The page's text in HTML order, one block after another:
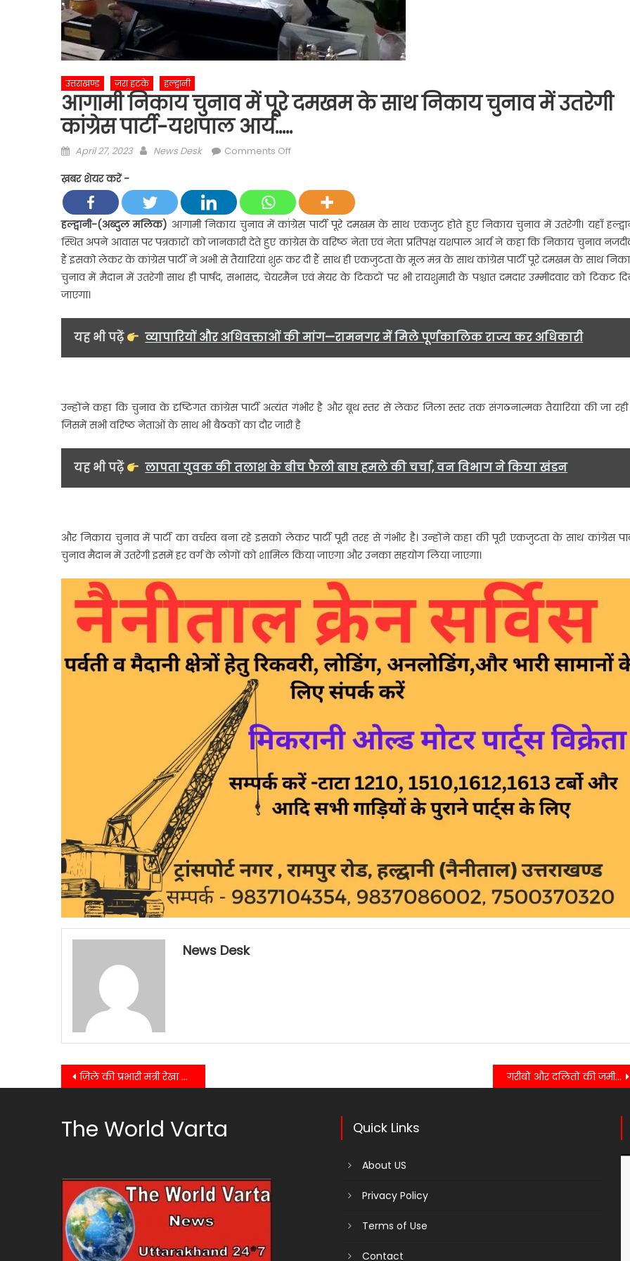
उत्तराखण्ड ज़रा हटके हल्द्वानी
आगामी निकाय चुनाव में पूरे दमखम के साथ निकाय चुनाव में उतरेगी
कांग्रेस पार्टी-यशपाल आर्य…..
Posted
April 27, 2023 Author
News Desk Comments Offon
चुनाव
में
पूरे
दमखम
के
साथ
में
उतरेगी
कांग्रेस
आर्य…..
ख़बर शेयर करें -
हल्द्वानी-(अब्दुल मलिक) आगामी निकाय चुनाव में कांग्रेस पार्टी पूरे दमखम के साथ एकजुट होते हुए निकाय चुनाव में उतरेगी। यहाँ
स्थित अपने आवास पर पत्रकारों को जानकारी देते हुए कांग्रेस के वरिष्ठ नेता एवं नेता प्रतिपक्ष यशपाल आर्य ने कहा कि निकाय चुनाव
हैं इसको लेकर के कांग्रेस पार्टी ने अभी से तैयारियां शुरू कर दी हैं साथ ही एकजुटता के मूल मंत्र के साथ कांग्रेस पार्टी पूरे दमखम के साथ
चुनाव में मैदान में उतरेगी साथ ही पार्षद, सभासद, चेयरमैन एवं मेयर के टिकटों पर भी रायशुमारी के पश्चात दमदार उम्मीदवार को टिकट
जाएगा।
यह भी पढ़ें व्यापारियों और अधिवक्ताओं की मांग—रामनगर में मिले पूर्णकालिक राज्य कर अधिकारी
उन्होंने कहा कि चुनाव के दृष्टिगत कांग्रेस पार्टी अत्यंत गंभीर है और बूथ स्तर से लेकर जिला स्तर तक संगठनात्मक तैयारियां की जा
जिसमें सभी वरिष्ठ नेताओं के साथ भी बैठकों का दौर जारी है
यह भी पढ़ें लापता युवक की तलाश के बीच फैली बाघ हमले की चर्चा, वन विभाग ने किया खंडन
और निकाय चुनाव में पार्टी का वर्चस्व बना रहे इसको लेकर पार्टी पूरी तरह से गंभीर है। उन्होंने कहा की पूरी एकजुटता के साथ कांग्रेस
चुनाव मैदान में उतरेगी इसमें हर वर्ग के लोगों को शामिल किया जाएगा और उनका सहयोग लिया जाएगा।
News Desk
Post
ज़िले की प्रभारी मंत्री रेखा आर्य ने गौलापार में लगाया जनता दरबार अनुपस्थित रहे कुछ अधिकारी………. गरीबों और दलितों की जमीन पर जबरन कब्जा,महिला नेत्री पर जमीन कब्जाने का लगा आरोप……….
The World Varta Quick Links
About US
Privacy Policy
Terms of Use
Contact